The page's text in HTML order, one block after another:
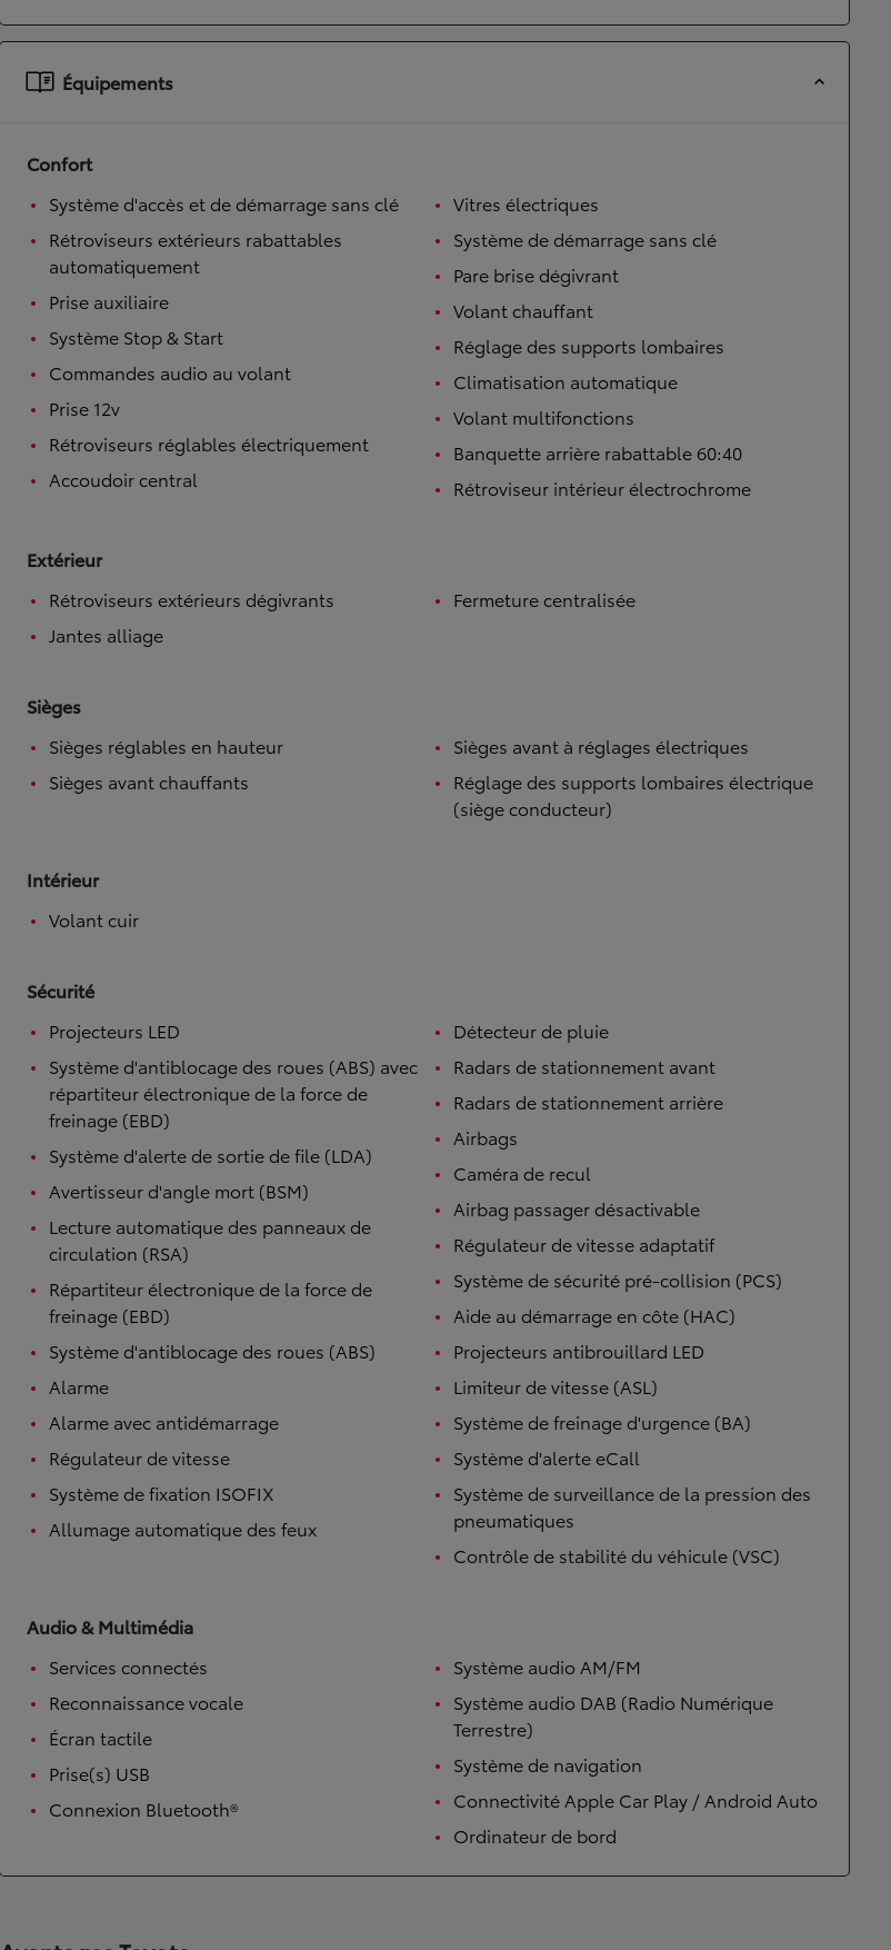
Nouvelle Yaris Cross
HYBRIDE
HYBRIDE OU HYBRIDE RECHARGEABLE
Équipements
Confort
Système d'accès et de démarrage sans clé
Rétroviseurs extérieurs rabattables
automatiquement
Prise auxiliaire
Système Stop & Start
Commandes audio au volant
Prise 12v
Rétroviseurs réglables électriquement
Accoudoir central
Vitres électriques
Système de démarrage sans clé
Pare brise dégivrant
Volant chauffant
Réglage des supports lombaires
Climatisation automatique
Volant multifonctions
Banquette arrière rabattable 60:40
Rétroviseur intérieur électrochrome
Extérieur
Rétroviseurs extérieurs dégivrants
Jantes alliage
Fermeture centralisée
Sièges
Sièges réglables en hauteur
Sièges avant chauffants
Sièges avant à réglages électriques
Réglage des supports lombaires électrique
(siège conducteur)
Intérieur
Volant cuir
Sécurité
Projecteurs LED
Système d'antiblocage des roues (ABS) avec
répartiteur électronique de la force de
freinage (EBD)
Système d'alerte de sortie de file (LDA)
Avertisseur d'angle mort (BSM)
Lecture automatique des panneaux de
circulation (RSA)
Répartiteur électronique de la force de
freinage (EBD)
Système d'antiblocage des roues (ABS)
Alarme
Alarme avec antidémarrage
Régulateur de vitesse
Système de fixation ISOFIX
Allumage automatique des feux
Détecteur de pluie
Radars de stationnement avant
Radars de stationnement arrière
Airbags
Caméra de recul
Airbag passager désactivable
Régulateur de vitesse adaptatif
Système de sécurité pré-collision (PCS)
Aide au démarrage en côte (HAC)
Projecteurs antibrouillard LED
Limiteur de vitesse (ASL)
Système de freinage d'urgence (BA)
Système d'alerte eCall
Système de surveillance de la pression des
pneumatiques
Contrôle de stabilité du véhicule (VSC)
Audio & Multimédia
Services connectés
Reconnaissance vocale
Écran tactile
Prise(s) USB
Connexion Bluetooth®
Système audio AM/FM
Système audio DAB (Radio Numérique
Terrestre)
Système de navigation
Connectivité Apple Car Play / Android Auto
Ordinateur de bord